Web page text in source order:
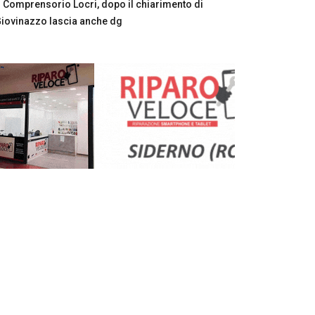
Comprensorio Locri, dopo il chiarimento di
lascia anche dg